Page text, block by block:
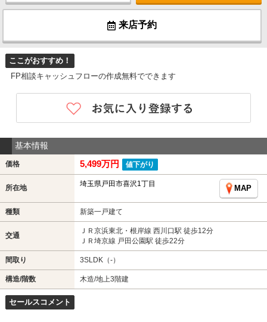
来店予約
ここがおすすめ！
FP相談キャッシュフローの作成無料でできます
基本情報
価格 5,499万円 値下がり
所在地 埼玉県戸田市喜沢1丁目
MAP
種類 新築一戸建て
交通
ＪＲ京浜東北・根岸線 西川口駅 徒歩12分
ＪＲ埼京線 戸田公園駅 徒歩22分
間取り 3SLDK（-）
構造/階数 木造/地上3階建
セールスコメント